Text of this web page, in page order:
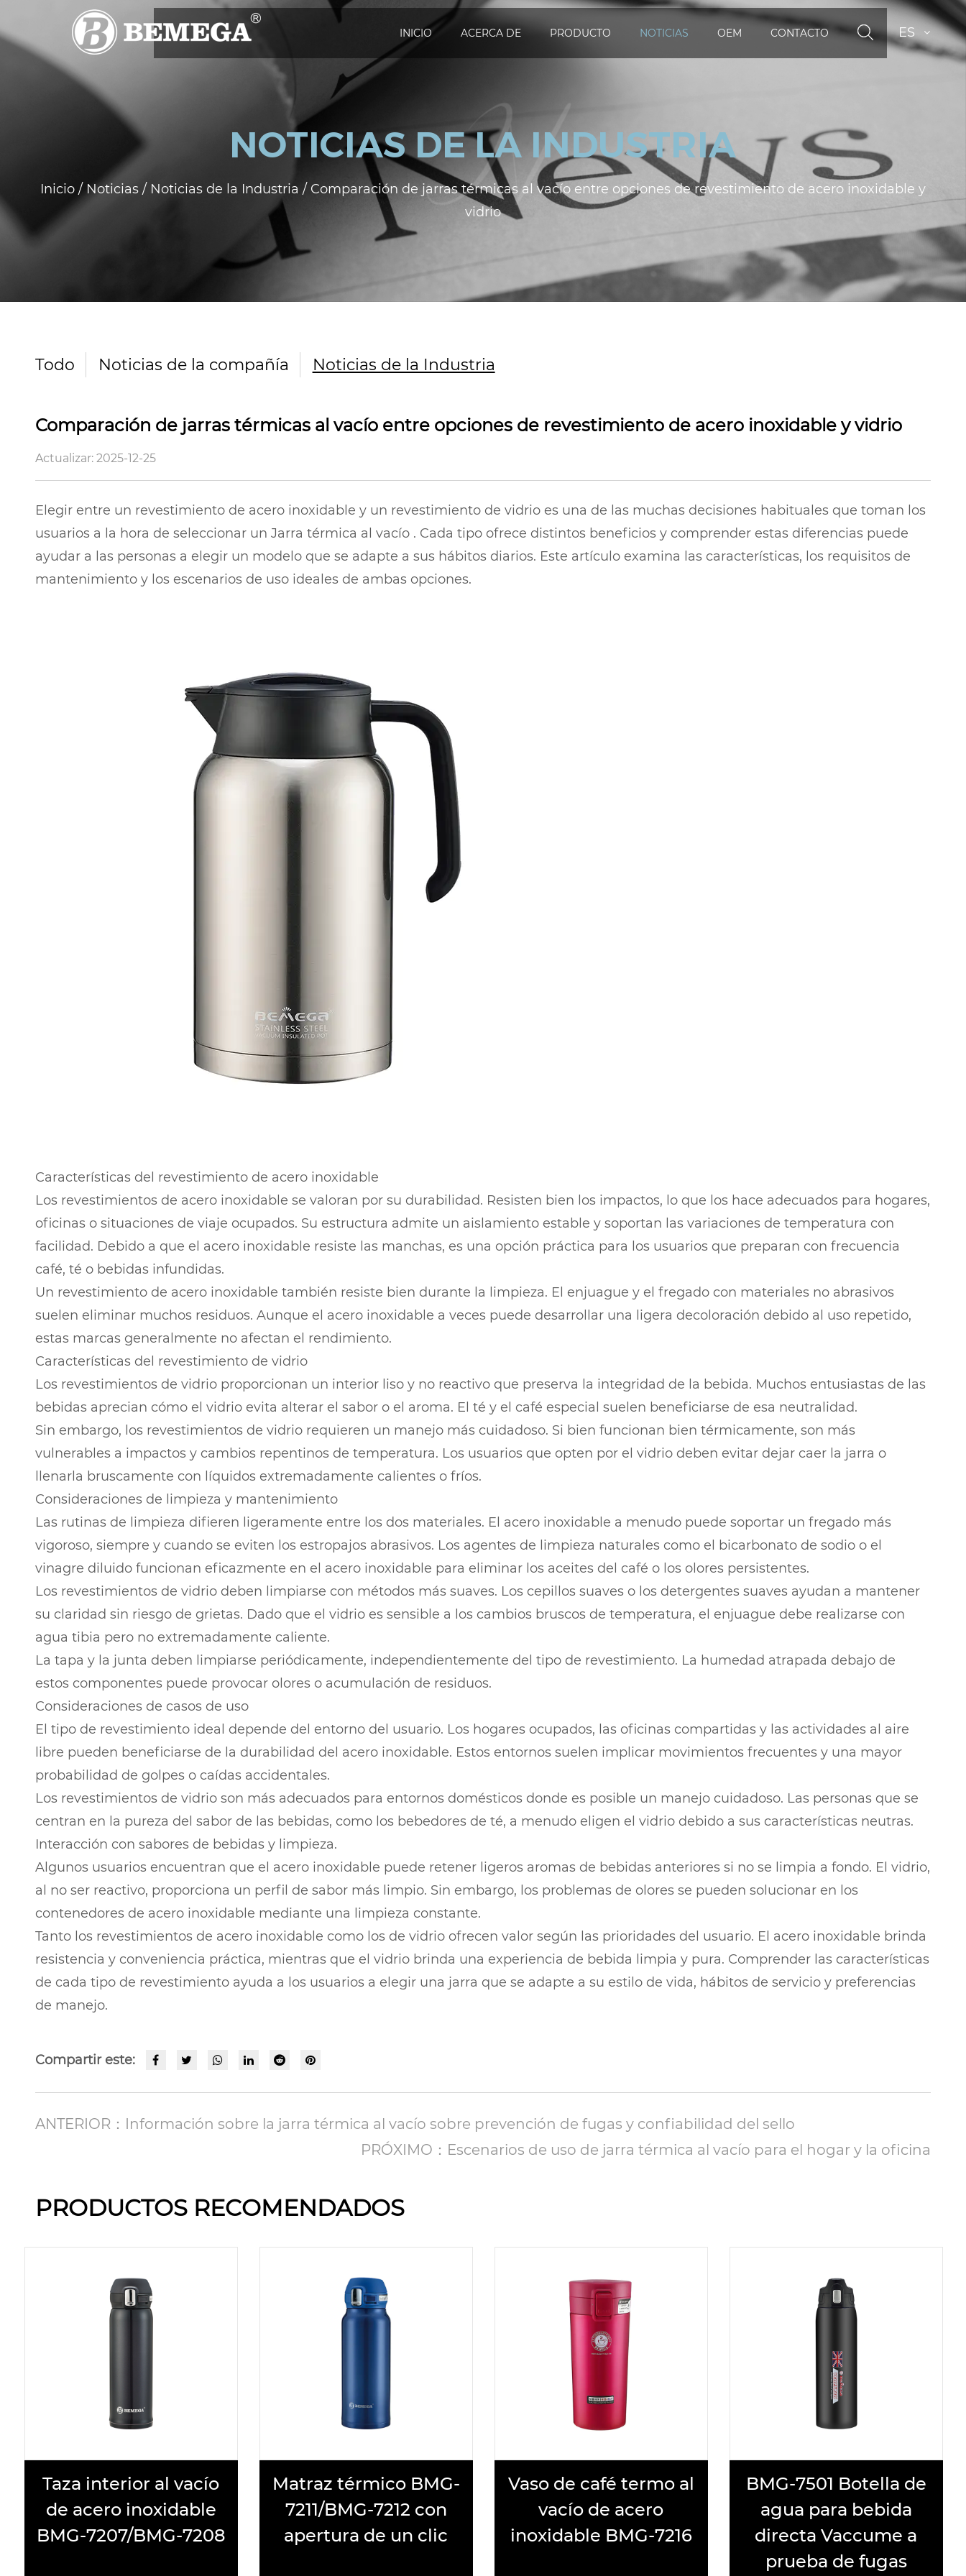
INICIO ACERCA DE PRODUCTO NOTICIAS OEM CONTACTO ES
NOTICIAS DE LA INDUSTRIA
Inicio/ Noticias/ Noticias de la Industria / Comparación de jarras térmicas al vacío entre opciones de revestimiento de acero inoxidable y
vidrio
Todo Noticias de la compañía Noticias de la Industria
Comparación de jarras térmicas al vacío entre opciones de revestimiento de acero inoxidable y vidrio
Actualizar: 2025-12-25
Elegir entre un revestimiento de acero inoxidable y un revestimiento de vidrio es una de las muchas decisiones habituales que toman los
usuarios a la hora de seleccionar un Jarra térmica al vacío . Cada tipo ofrece distintos beneficios y comprender estas diferencias puede
ayudar a las personas a elegir un modelo que se adapte a sus hábitos diarios. Este artículo examina las características, los requisitos de
mantenimiento y los escenarios de uso ideales de ambas opciones.
Características del revestimiento de acero inoxidable
Los revestimientos de acero inoxidable se valoran por su durabilidad. Resisten bien los impactos, lo que los hace adecuados para hogares,
oficinas o situaciones de viaje ocupados. Su estructura admite un aislamiento estable y soportan las variaciones de temperatura con
facilidad. Debido a que el acero inoxidable resiste las manchas, es una opción práctica para los usuarios que preparan con frecuencia
café, té o bebidas infundidas.
Un revestimiento de acero inoxidable también resiste bien durante la limpieza. El enjuague y el fregado con materiales no abrasivos
suelen eliminar muchos residuos. Aunque el acero inoxidable a veces puede desarrollar una ligera decoloración debido al uso repetido,
estas marcas generalmente no afectan el rendimiento.
Características del revestimiento de vidrio
Los revestimientos de vidrio proporcionan un interior liso y no reactivo que preserva la integridad de la bebida. Muchos entusiastas de las
bebidas aprecian cómo el vidrio evita alterar el sabor o el aroma. El té y el café especial suelen beneficiarse de esa neutralidad.
Sin embargo, los revestimientos de vidrio requieren un manejo más cuidadoso. Si bien funcionan bien térmicamente, son más
vulnerables a impactos y cambios repentinos de temperatura. Los usuarios que opten por el vidrio deben evitar dejar caer la jarra o
llenarla bruscamente con líquidos extremadamente calientes o fríos.
Consideraciones de limpieza y mantenimiento
Las rutinas de limpieza difieren ligeramente entre los dos materiales. El acero inoxidable a menudo puede soportar un fregado más
vigoroso, siempre y cuando se eviten los estropajos abrasivos. Los agentes de limpieza naturales como el bicarbonato de sodio o el
vinagre diluido funcionan eficazmente en el acero inoxidable para eliminar los aceites del café o los olores persistentes.
Los revestimientos de vidrio deben limpiarse con métodos más suaves. Los cepillos suaves o los detergentes suaves ayudan a mantener
su claridad sin riesgo de grietas. Dado que el vidrio es sensible a los cambios bruscos de temperatura, el enjuague debe realizarse con
agua tibia pero no extremadamente caliente.
La tapa y la junta deben limpiarse periódicamente, independientemente del tipo de revestimiento. La humedad atrapada debajo de
estos componentes puede provocar olores o acumulación de residuos.
Consideraciones de casos de uso
El tipo de revestimiento ideal depende del entorno del usuario. Los hogares ocupados, las oficinas compartidas y las actividades al aire
libre pueden beneficiarse de la durabilidad del acero inoxidable. Estos entornos suelen implicar movimientos frecuentes y una mayor
probabilidad de golpes o caídas accidentales.
Los revestimientos de vidrio son más adecuados para entornos domésticos donde es posible un manejo cuidadoso. Las personas que se
centran en la pureza del sabor de las bebidas, como los bebedores de té, a menudo eligen el vidrio debido a sus características neutras.
Interacción con sabores de bebidas y limpieza.
Algunos usuarios encuentran que el acero inoxidable puede retener ligeros aromas de bebidas anteriores si no se limpia a fondo. El vidrio,
al no ser reactivo, proporciona un perfil de sabor más limpio. Sin embargo, los problemas de olores se pueden solucionar en los
contenedores de acero inoxidable mediante una limpieza constante.
Tanto los revestimientos de acero inoxidable como los de vidrio ofrecen valor según las prioridades del usuario. El acero inoxidable brinda
resistencia y conveniencia práctica, mientras que el vidrio brinda una experiencia de bebida limpia y pura. Comprender las características
de cada tipo de revestimiento ayuda a los usuarios a elegir una jarra que se adapte a su estilo de vida, hábitos de servicio y preferencias
de manejo.
Compartir este:
ANTERIOR：Información sobre la jarra térmica al vacío sobre prevención de fugas y confiabilidad del sello
PRÓXIMO：Escenarios de uso de jarra térmica al vacío para el hogar y la oficina
PRODUCTOS RECOMENDADOS
Matraz térmico BMG-
7211/BMG-7212 con
apertura de un clic
Vaso de café termo al
vacío de acero
inoxidable BMG-7216
BMG-7501 Botella de
agua para bebida
directa Vaccume a
Taza de vacío de
acero inoxidable
abierta con un solo
toque BMG-7222